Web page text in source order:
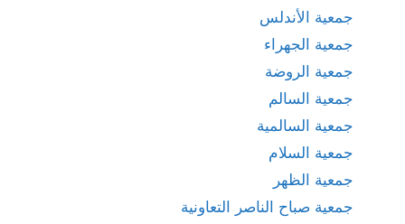
جمعية الأندلس
جمعية الجهراء
جمعية الروضة
جمعية السالم
جمعية السالمية
جمعية السلام
جمعية الظهر
جمعية صباح الناصر التعاونية